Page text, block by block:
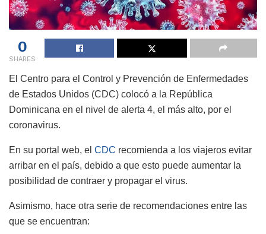
0
SHARES
El Centro para el Control y Prevención de Enfermedades
de Estados Unidos (CDC) colocó a la República
Dominicana en el nivel de alerta 4, el más alto, por el
coronavirus.
En su portal web, el CDC recomienda a los viajeros evitar
arribar en el país, debido a que esto puede aumentar la
posibilidad de contraer y propagar el virus.
Asimismo, hace otra serie de recomendaciones entre las
que se encuentran: